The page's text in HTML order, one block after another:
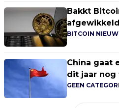
Bakkt
BITCOIN
China gaat
dit jaar nog
GEEN